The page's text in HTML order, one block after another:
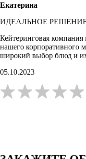
Екатерина
ИДЕАЛЬНОЕ
Кейтеринговая компания
нашего корпоративного
широкий выбор блюд и их
05.10.2023